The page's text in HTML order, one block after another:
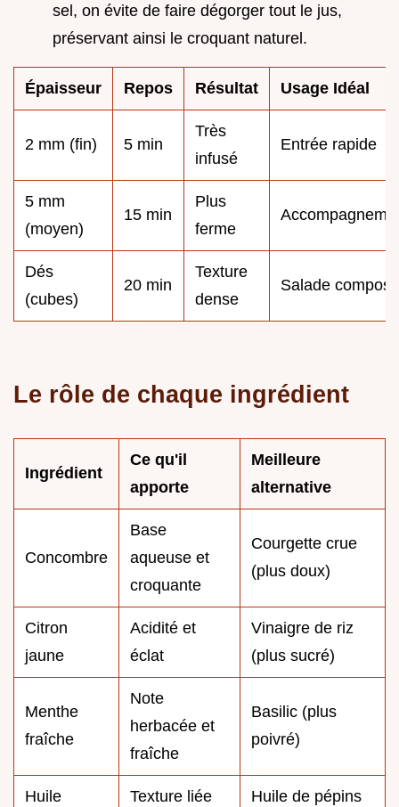
sel, on évite de faire dégorger tout le jus,
préservant ainsi le croquant naturel.
Épaisseur Repos Résultat Usage Idéal
2 mm (fin) 5 min
Très
infusé
Entrée rapide
5 mm
(moyen)
15 min
Plus
ferme
Dés
(cubes)
20 min
Texture
dense
Salade
Le rôle de chaque ingrédient
Ingrédient
Ce qu'il
apporte
Meilleure
alternative
Concombre
Base
aqueuse et
croquante
Courgette crue
(plus doux)
Citron
jaune
Acidité et
éclat
Vinaigre de riz
(plus sucré)
Menthe
fraîche
Note
herbacée et
fraîche
Basilic (plus
poivré)
Huile
Texture liée
Huile de pépins